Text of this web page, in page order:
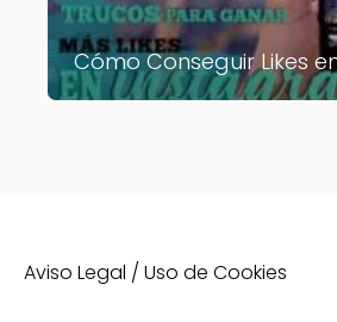
Cómo Conseguir Likes
Aviso Legal / Uso de Cookies